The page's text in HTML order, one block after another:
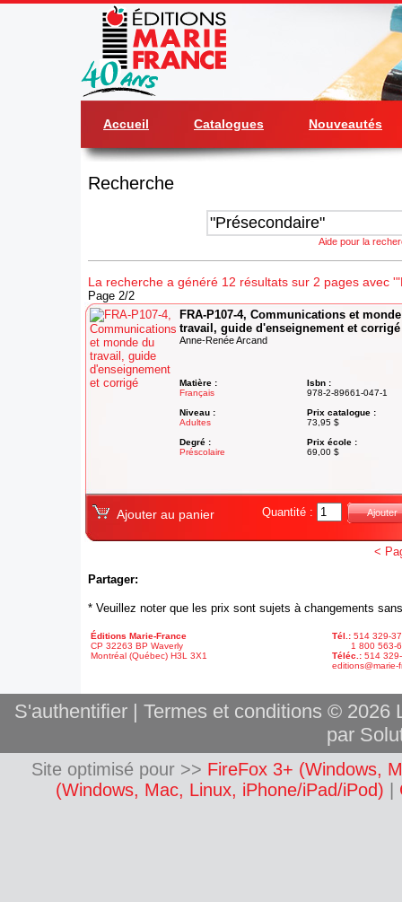
Accueil Catalogues Nouveautés
Recherche
Aide pour la
La recherche a généré 12 résultats sur 2 pages avec
Page 2/2
FRA-P107-4, Communications et
travail, guide d'enseignement et corrigé
Anne-Renée Arcand
Matière :
Français
Niveau :
Adultes
Degré :
Préscolaire
Isbn :
978-2-89661-047-1
Prix catalogue :
73,95 $
Prix école :
69,00 $
Ajouter au panier Quantité : Ajouter
<
Partager:
* Veuillez noter que les prix sont sujets à changements
Éditions Marie-France
CP 32263 BP Waverly
Montréal (Québec) H3L 3X1
Tél.: 514 329-
1 800 563-
Téléc.: 514
editions@marie-
S'authentifier| Termes et conditions © 2026
par
Site optimisé pour >> FireFox 3+ (Windows,
(Windows, Mac, Linux, iPhone/iPad/iPod)